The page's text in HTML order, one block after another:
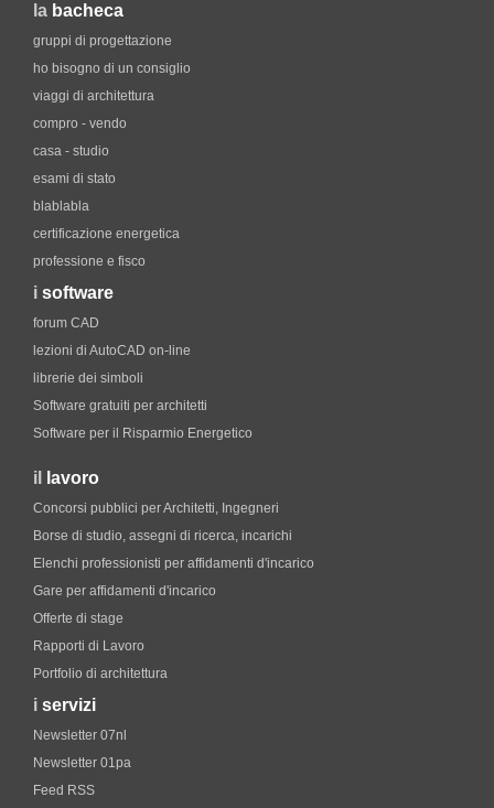
la bacheca
gruppi di progettazione
ho bisogno di un consiglio
viaggi di architettura
compro - vendo
casa - studio
esami di stato
blablabla
certificazione energetica
professione e fisco
i software
forum CAD
lezioni di AutoCAD on-line
librerie dei simboli
Software gratuiti per architetti
Software per il Risparmio Energetico
il lavoro
Concorsi pubblici per Architetti, Ingegneri
Borse di studio, assegni di ricerca, incarichi
Elenchi professionisti per affidamenti d'incarico
Gare per affidamenti d'incarico
Offerte di stage
Rapporti di Lavoro
Portfolio di architettura
i servizi
Newsletter 07nl
Newsletter 01pa
Feed RSS